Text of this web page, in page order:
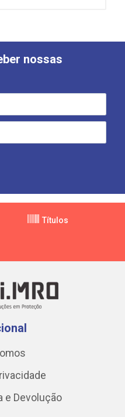
nossas
Títulos
e Devolução